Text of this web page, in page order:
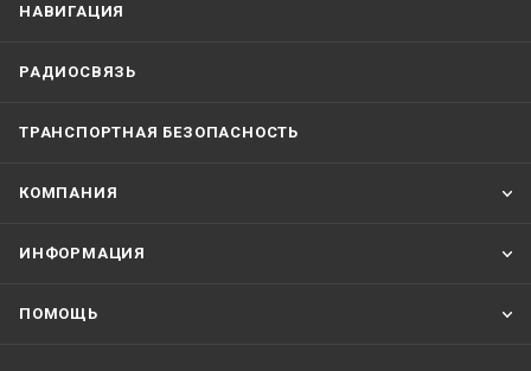
НАВИГАЦИЯ
РАДИОСВЯЗЬ
ТРАНСПОРТНАЯ БЕЗОПАСНОСТЬ
КОМПАНИЯ
ИНФОРМАЦИЯ
ПОМОЩЬ